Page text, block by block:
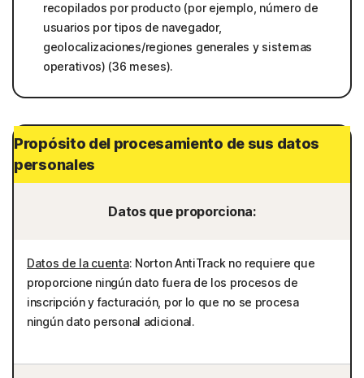
recopilados por producto (por ejemplo, número de
usuarios por tipos de navegador,
geolocalizaciones/regiones generales y sistemas
operativos) (36 meses).
Propósito del procesamiento de sus datos
personales
Datos que proporciona:
Datos de la cuenta: Norton AntiTrack no requiere que
proporcione ningún dato fuera de los procesos de
inscripción y facturación, por lo que no se procesa
ningún dato personal adicional.